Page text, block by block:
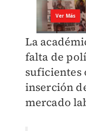
La
falta de
suficientes
inserción
mercado